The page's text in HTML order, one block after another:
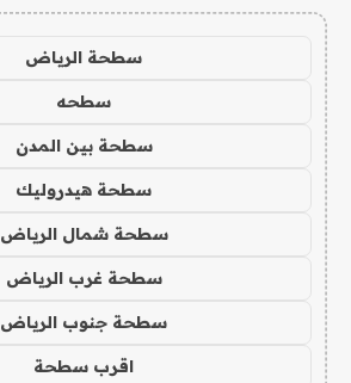
سطحة الرياض
سطحه
سطحة بين المدن
سطحة هيدروليك
سطحة شمال الرياض
سطحة غرب الرياض
سطحة جنوب الرياض
اقرب سطحة